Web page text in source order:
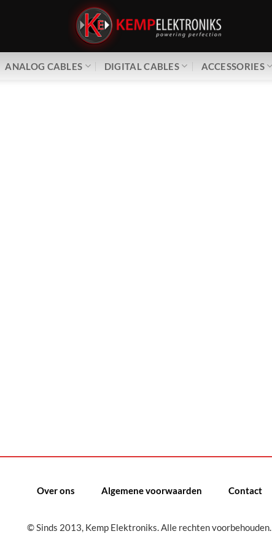
ANALOG CABLES DIGITAL CABLES ACCESSORIES
Over ons Algemene voorwaarden Contact
© Sinds 2013, Kemp Elektroniks. Alle rechten voorbehouden.